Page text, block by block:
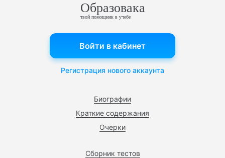
Образовака
твой помощник в учебе
Биографии
Краткие содержания
Очерки
Сборник тестов
Войти в кабинет
Регистрация нового аккаунта